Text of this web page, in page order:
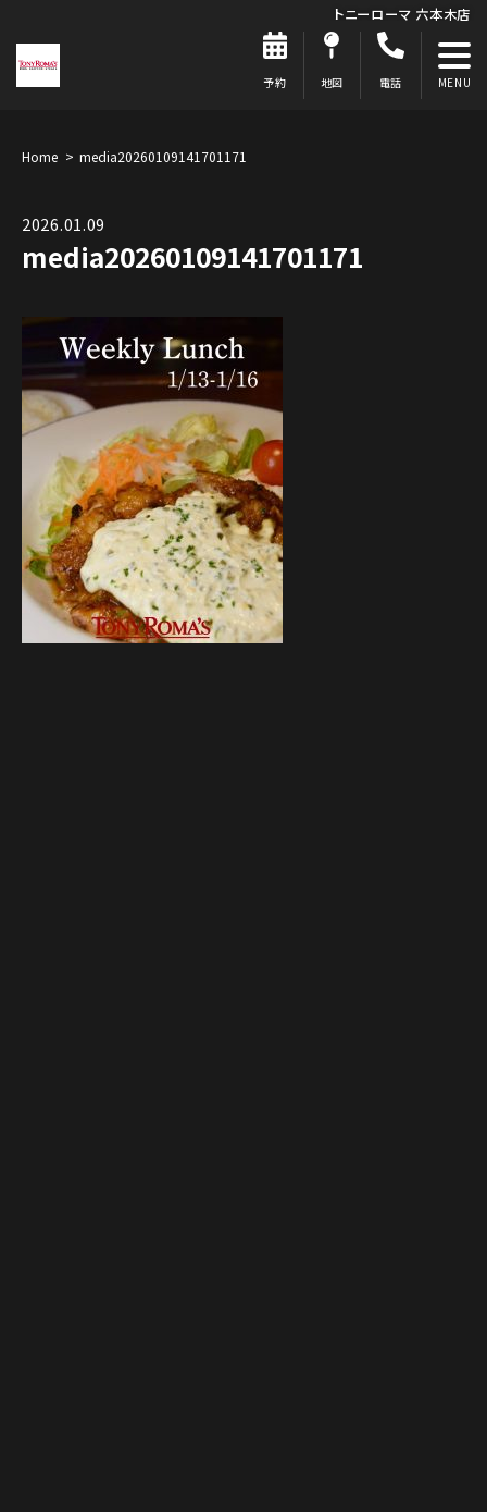
トニーローマ 六本木店
予約 地図 電話
Home media20260109141701171
2026.01.09
media20260109141701171